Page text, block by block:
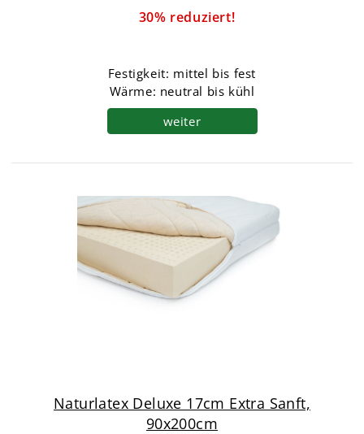
30% reduziert!
Festigkeit: mittel bis fest
Wärme: neutral bis kühl
weiter
Naturlatex Deluxe 17cm Extra Sanft,
90x200cm